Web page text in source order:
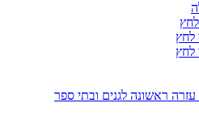
לחץ
לחץ
עזרה ראשונה לגנים ובתי ספר